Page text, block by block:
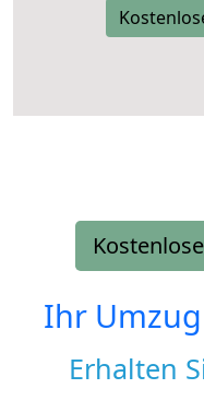
Ihr
Erhalten